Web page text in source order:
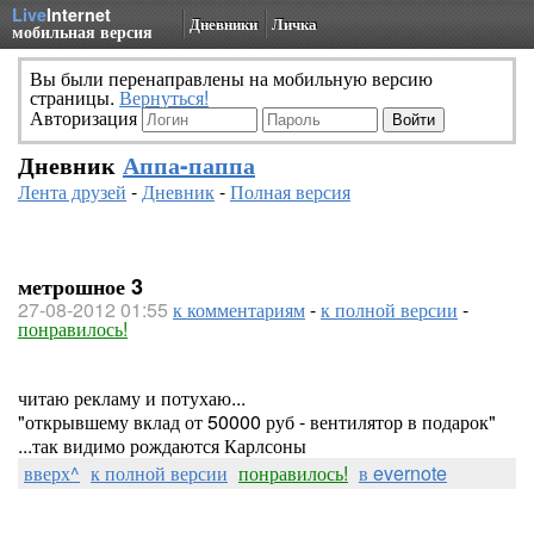
LiveInternet
мобильная версия Дневники Личка
Вы были перенаправлены на мобильную версию
страницы. Вернуться!
Авторизация
Дневник Аппа-паппа
Лента друзей -Дневник-Полная версия
метрошное 3
27-08-2012 01:55 к комментариям-к полной версии -
понравилось!
читаю рекламу и потухаю...
"открывшему вклад от 50000 руб - вентилятор в подарок"
...так видимо рождаются Карлсоны
вверх^ к полной версии понравилось! в evernote